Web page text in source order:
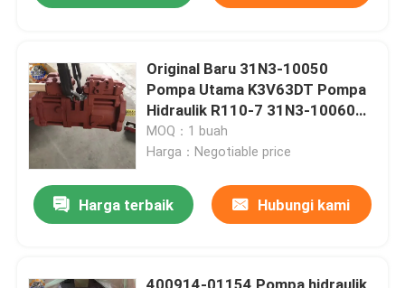
Original Baru 31N3-10050
Pompa Utama K3V63DT Pompa
Hidraulik R110-7 31N3-10060
Pompa
MOQ：1 buah
Harga：Negotiable price
Harga terbaik Hubungi kami